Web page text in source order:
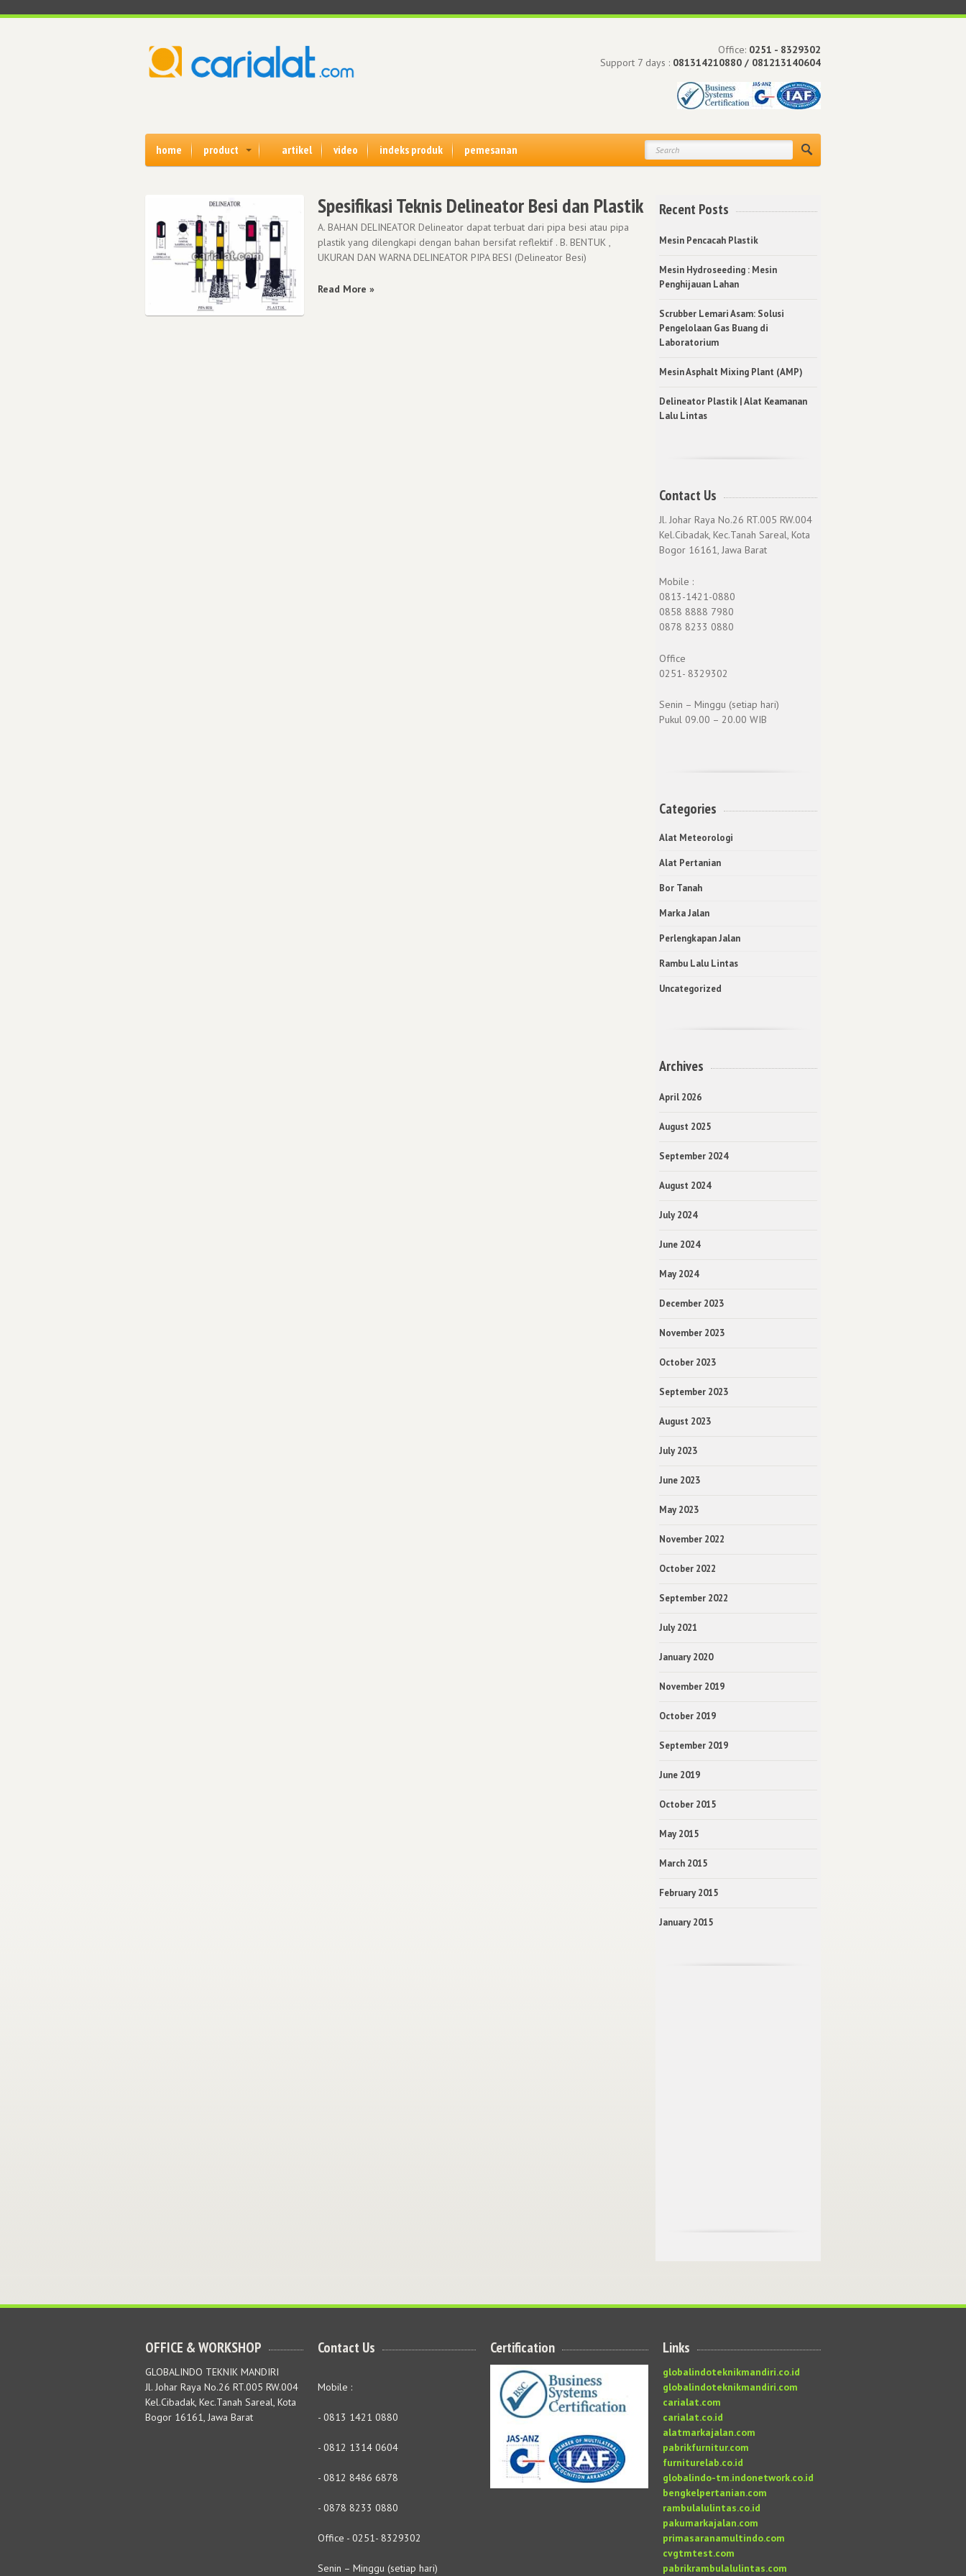
Office: 0251 - 8329302
Support 7 days : 081314210880 / 081213140604
home product artikel video indeks produk pemesanan
Spesifikasi Teknis Delineator Besi dan Plastik
A. BAHAN DELINEATOR Delineator dapat terbuat dari pipa besi atau pipa
plastik yang dilengkapi dengan bahan bersifat reflektif . B. BENTUK ,
UKURAN DAN WARNA DELINEATOR PIPA BESI (Delineator Besi)
Read More »
Recent Posts
Mesin Pencacah Plastik
Mesin Hydroseeding : Mesin
Penghijauan Lahan
Scrubber Lemari Asam: Solusi
Pengelolaan Gas Buang di
Laboratorium
Mesin Asphalt Mixing Plant (AMP)
Delineator Plastik | Alat Keamanan
Lalu Lintas
Contact Us
Jl. Johar Raya No.26 RT.005 RW.004
Kel.Cibadak, Kec.Tanah Sareal, Kota
Bogor 16161, Jawa Barat
Mobile :
0813-1421-0880
0858 8888 7980
0878 8233 0880
Office
0251- 8329302
Senin – Minggu (setiap hari)
Pukul 09.00 – 20.00 WIB
Categories
Alat Meteorologi
Alat Pertanian
Bor Tanah
Marka Jalan
Perlengkapan Jalan
Rambu Lalu Lintas
Uncategorized
Archives
April 2026
August 2025
September 2024
August 2024
July 2024
June 2024
May 2024
December 2023
November 2023
October 2023
September 2023
August 2023
July 2023
June 2023
May 2023
November 2022
October 2022
September 2022
July 2021
January 2020
November 2019
October 2019
September 2019
June 2019
October 2015
May 2015
March 2015
February 2015
January 2015
OFFICE & WORKSHOP
GLOBALINDO TEKNIK MANDIRI
Jl. Johar Raya No.26 RT.005 RW.004
Kel.Cibadak, Kec.Tanah Sareal, Kota
Bogor 16161, Jawa Barat
Contact Us
Mobile :
- 0813 1421 0880
- 0812 1314 0604
- 0812 8486 6878
- 0878 8233 0880
Office - 0251- 8329302
Senin – Minggu (setiap hari)
Certification Links
globalindoteknikmandiri.co.id
globalindoteknikmandiri.com
carialat.com
carialat.co.id
alatmarkajalan.com
pabrikfurnitur.com
furniturelab.co.id
globalindo-tm.indonetwork.co.id
bengkelpertanian.com
rambulalulintas.co.id
pakumarkajalan.com
primasaranamultindo.com
cvgtmtest.com
pabrikrambulalulintas.com